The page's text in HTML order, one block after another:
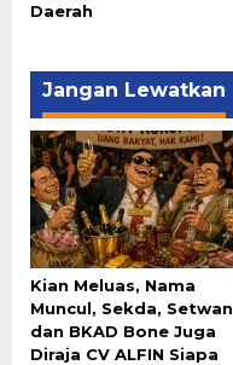
Daerah
Jangan Lewatkan
Kian Meluas, Nama
Muncul, Sekda, Setwan
dan BKAD Bone Juga
Diraja CV ALFIN Siapa